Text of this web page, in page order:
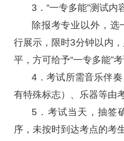
3．“一专多能”测试内
除报考专业以外，选
行展示，限时3分钟以内
平，方可给予“一专多能”考
4．考试所需音乐伴
有特殊标志）、乐器等由
5．考试当天，抽签
序，未按时到达考点的考